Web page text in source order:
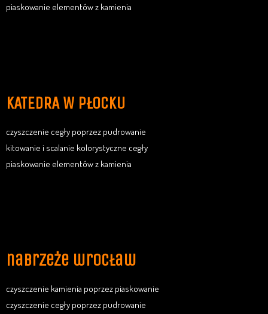
piaskowanie elementów z kamienia
KATEDRA W PŁOCKU
czyszczenie cegły poprzez pudrowanie
kitowanie i scalanie kolorystyczne cegły
piaskowanie elementów z kamienia
nabrzeże wrocław
czyszczenie kamienia poprzez piaskowanie
czyszczenie cegły poprzez pudrowanie